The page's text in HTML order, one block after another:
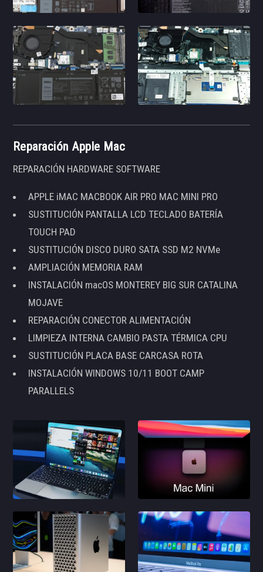
Reparación Apple Mac
REPARACIÓN HARDWARE SOFTWARE
APPLE iMAC MACBOOK AIR PRO MAC MINI PRO
SUSTITUCIÓN PANTALLA LCD TECLADO BATERÍA
TOUCH PAD
SUSTITUCIÓN DISCO DURO SATA SSD M2 NVMe
AMPLIACIÓN MEMORIA RAM
INSTALACIÓN macOS MONTEREY BIG SUR CATALINA
MOJAVE
REPARACIÓN CONECTOR ALIMENTACIÓN
LIMPIEZA INTERNA CAMBIO PASTA TÉRMICA CPU
SUSTITUCIÓN PLACA BASE CARCASA ROTA
INSTALACIÓN WINDOWS 10/11 BOOT CAMP
PARALLELS